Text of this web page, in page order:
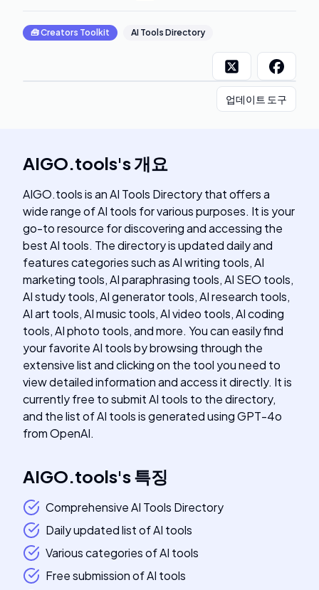
🧰Creators Toolkit AI Tools Directory
업데이트 도구
AIGO.tools's개요
AIGO.tools is an AI Tools Directory that offers a
wide range of AI tools for various purposes. It is your
go-to resource for discovering and accessing the
best AI tools. The directory is updated daily and
features categories such as AI writing tools, AI
marketing tools, AI paraphrasing tools, AI SEO tools,
AI study tools, AI generator tools, AI research tools,
AI art tools, AI music tools, AI video tools, AI coding
tools, AI photo tools, and more. You can easily find
your favorite AI tools by browsing through the
extensive list and clicking on the tool you need to
view detailed information and access it directly. It is
currently free to submit AI tools to the directory,
and the list of AI tools is generated using GPT-4o
from OpenAI.
AIGO.tools's특징
Comprehensive AI Tools Directory
Daily updated list of AI tools
Various categories of AI tools
Free submission of AI tools